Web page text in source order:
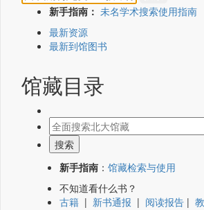
新手指南： 未名学术搜索使用指南
最新资源
最新到馆图书
馆藏目录
新手指南 ： 馆藏检索与使用
不知道看什么书？
古籍 | 新书通报 | 阅读报告 |